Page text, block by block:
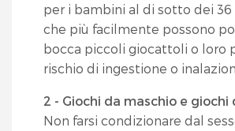
per i bambini al di sotto dei 36
che più facilmente possono
bocca piccoli giocattoli o loro
rischio di ingestione o
2 - Giochi da maschio e giochi
Non farsi condizionare dal